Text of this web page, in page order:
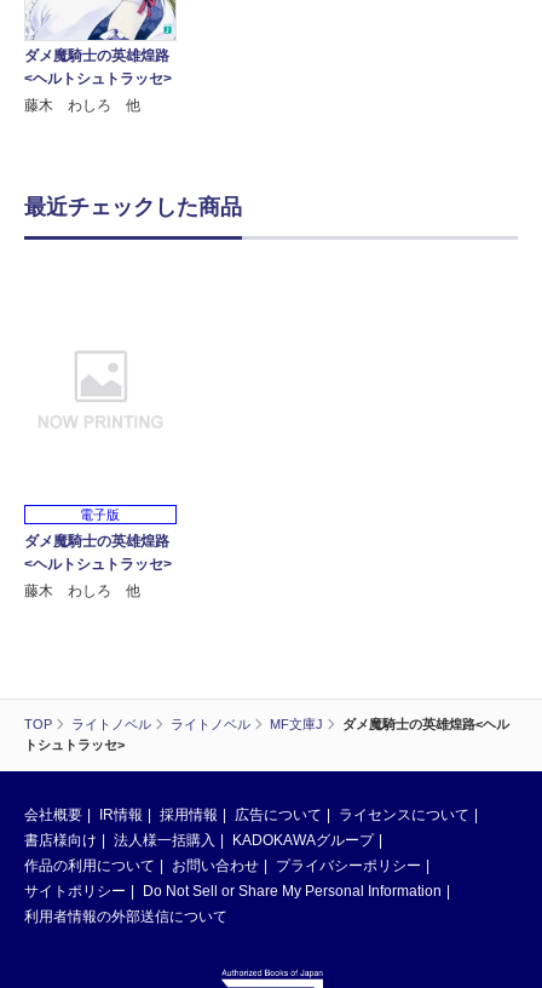
TOP ライトノベル ライトノベル MF文庫J
ダメ魔騎士の英雄煌路<ヘル
トシュトラッセ>
ダメ魔騎士の英雄煌路
<ヘルトシュトラッセ>
藤木 わしろ 他
最近チェックした商品
電子版
ダメ魔騎士の英雄煌路
<ヘルトシュトラッセ>
藤木 わしろ 他
会社概要 IR情報 採用情報 広告について
ライセンスについて
書店様向け
法人様一括購入
KADOKAWAグループ
作品の利用について
お問い合わせ
プライバシーポリシー
サイトポリシー
Do Not Sell or Share My Personal Information
利用者情報の外部送信について